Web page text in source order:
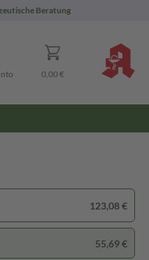
Beratung
0,00 €
123,08 €
55,69 €